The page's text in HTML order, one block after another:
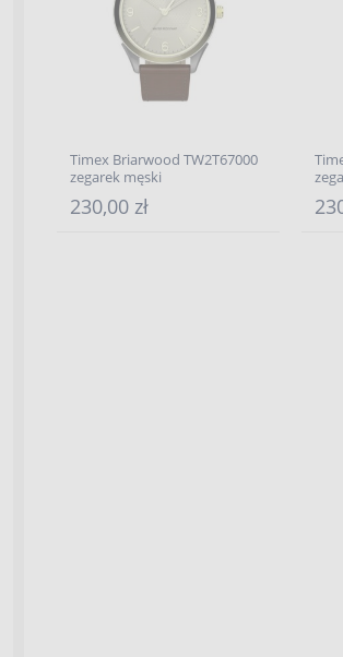
Timex Briarwood TW2T67000
zegarek męski
230,00 zł